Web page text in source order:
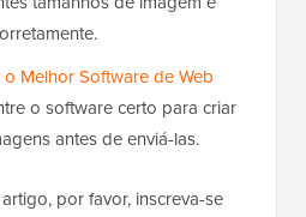
Melhor Software de Web
o software certo para criar
antes de enviá-las.
por favor, inscreva-se